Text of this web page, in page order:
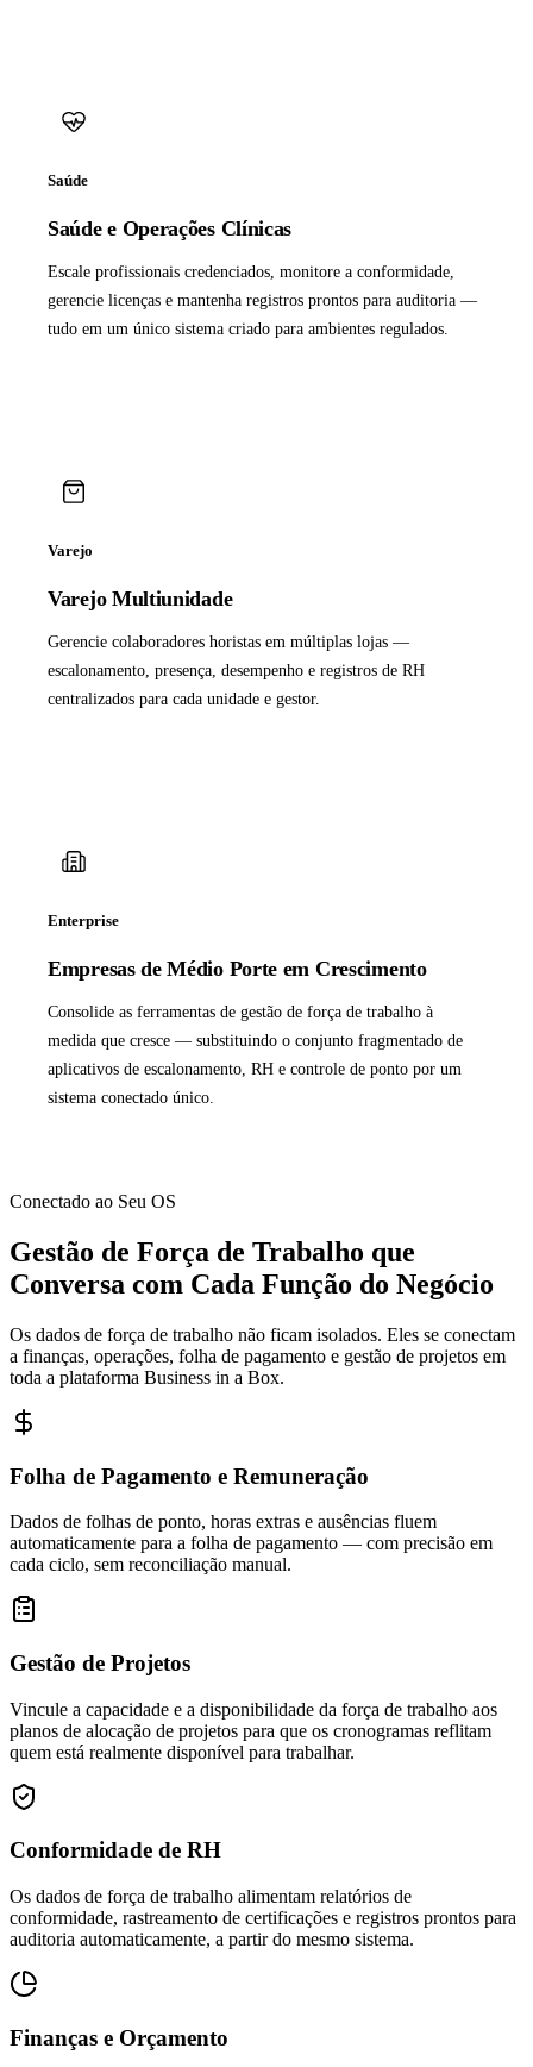
Saúde
Saúde e Operações Clínicas
Escale profissionais credenciados, monitore a conformidade,
gerencie licenças e mantenha registros prontos para auditoria —
tudo em um único sistema criado para ambientes regulados.
Varejo
Varejo Multiunidade
Gerencie colaboradores horistas em múltiplas lojas —
escalonamento, presença, desempenho e registros de RH
centralizados para cada unidade e gestor.
Enterprise
Empresas de Médio Porte em Crescimento
Consolide as ferramentas de gestão de força de trabalho à
medida que cresce — substituindo o conjunto fragmentado de
aplicativos de escalonamento, RH e controle de ponto por um
sistema conectado único.
Conectado ao Seu OS
Gestão de Força de Trabalho que
Conversa com Cada Função do Negócio
Os dados de força de trabalho não ficam isolados. Eles se conectam
a finanças, operações, folha de pagamento e gestão de projetos em
toda a plataforma Business in a Box.
Folha de Pagamento e Remuneração
Dados de folhas de ponto, horas extras e ausências fluem
automaticamente para a folha de pagamento — com precisão em
cada ciclo, sem reconciliação manual.
Gestão de Projetos
Vincule a capacidade e a disponibilidade da força de trabalho aos
planos de alocação de projetos para que os cronogramas reflitam
quem está realmente disponível para trabalhar.
Conformidade de RH
Os dados de força de trabalho alimentam relatórios de
conformidade, rastreamento de certificações e registros prontos para
auditoria automaticamente, a partir do mesmo sistema.
Finanças e Orçamento